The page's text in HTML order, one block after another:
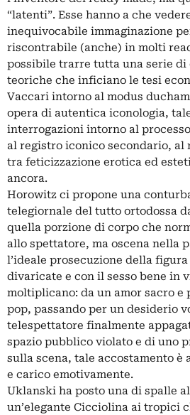
“latenti”. Esse hanno a che
inequivocabile immaginazione
riscontrabile (anche) in molti
possibile trarre tutta una serie di
teoriche che inficiano le tesi
Vaccari intorno al modus
opera di autentica iconologia,
interrogazioni intorno al
al registro iconico secondario,
tra feticizzazione erotica ed
ancora.
Horowitz ci propone una
telegiornale del tutto ortodossa
quella porzione di corpo che
allo spettatore, ma oscena nella
l’ideale prosecuzione della
divaricate e con il sesso bene in
moltiplicano: da un amor sacro e
pop, passando per un desiderio
telespettatore finalmente
spazio pubblico violato e di uno
sulla scena, tale accostamento è
e carico emotivamente.
Uklanski ha posto una di spalle
un’elegante Cicciolina ai tropici